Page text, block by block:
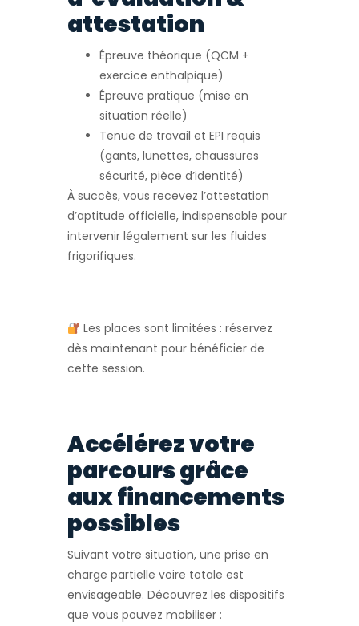
attestation
Épreuve théorique (QCM +
exercice enthalpique)
Épreuve pratique (mise en
situation réelle)
Tenue de travail et EPI requis
(gants, lunettes, chaussures
sécurité, pièce d’identité)
À succès, vous recevez l’attestation
d’aptitude officielle, indispensable pour
intervenir légalement sur les fluides
frigorifiques.
Les places sont limitées : réservez
dès maintenant pour bénéficier de
cette session.
Accélérez votre
parcours grâce
aux financements
possibles
Suivant votre situation, une prise en
charge partielle voire totale est
envisageable. Découvrez les dispositifs
que vous pouvez mobiliser :